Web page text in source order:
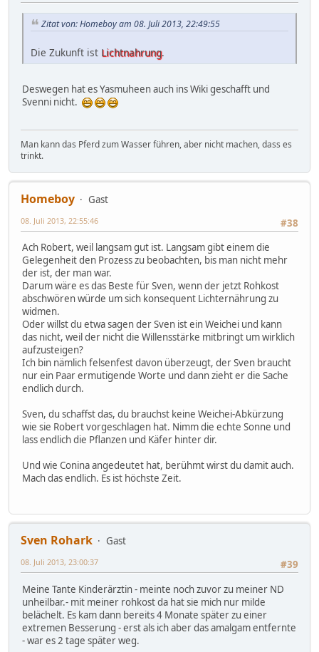
Zitat von: Homeboy am 08. Juli 2013, 22:49:55
Die Zukunft ist Lichtnahrung.
Deswegen hat es Yasmuheen auch ins Wiki geschafft und
Svenni nicht.
Man kann das Pferd zum Wasser führen, aber nicht machen, dass es
trinkt.
Homeboy
Gast
#38
08. Juli 2013, 22:55:46
Ach Robert, weil langsam gut ist. Langsam gibt einem die
Gelegenheit den Prozess zu beobachten, bis man nicht mehr
der ist, der man war.
Darum wäre es das Beste für Sven, wenn der jetzt Rohkost
abschwören würde um sich konsequent Lichternährung zu
widmen.
Oder willst du etwa sagen der Sven ist ein Weichei und kann
das nicht, weil der nicht die Willensstärke mitbringt um wirklich
aufzusteigen?
Ich bin nämlich felsenfest davon überzeugt, der Sven braucht
nur ein Paar ermutigende Worte und dann zieht er die Sache
endlich durch.
Sven, du schaffst das, du brauchst keine Weichei-Abkürzung
wie sie Robert vorgeschlagen hat. Nimm die echte Sonne und
lass endlich die Pflanzen und Käfer hinter dir.
Und wie Conina angedeutet hat, berühmt wirst du damit auch.
Mach das endlich. Es ist höchste Zeit.
Sven Rohark
Gast
#39
08. Juli 2013, 23:00:37
Meine Tante Kinderärztin - meinte noch zuvor zu meiner ND
unheilbar.- mit meiner rohkost da hat sie mich nur milde
belächelt. Es kam dann bereits 4 Monate später zu einer
extremen Besserung - erst als ich aber das amalgam entfernte
- war es 2 tage später weg.